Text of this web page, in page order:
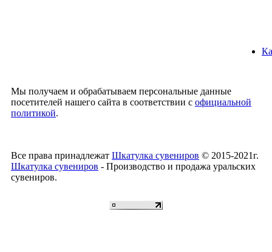
Мы получаем и обрабатываем персональные данные
посетителей нашего сайта в соответствии с официальной
политикой.
Все права принадлежат Шкатулка сувениров © 2015-2021г.
Шкатулка сувениров - Производство и продажа уральских
сувениров.